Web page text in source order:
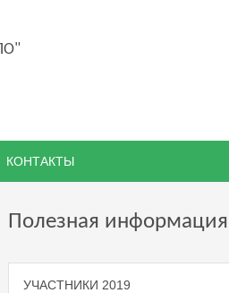
КОНТАКТЫ
Полезная информация
УЧАСТНИКИ 2019